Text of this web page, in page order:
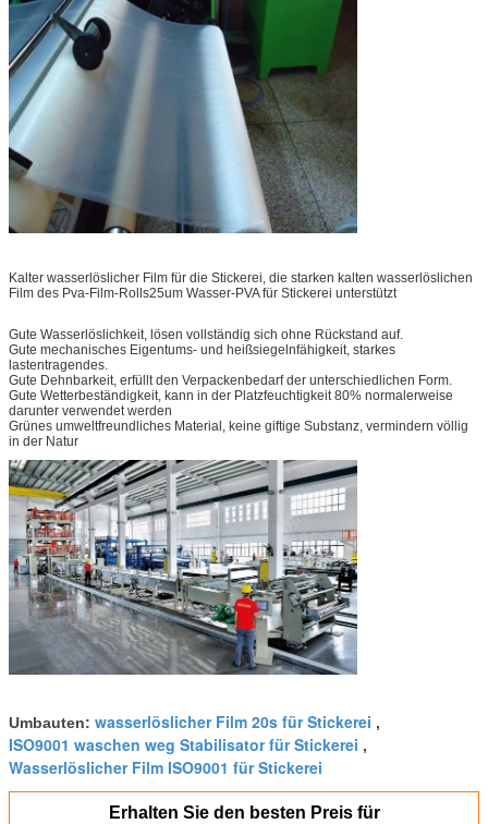
Kalter wasserlöslicher Film für die Stickerei, die starken kalten wasserlöslichen
Film des Pva-Film-Rolls25um Wasser-PVA für Stickerei unterstützt
Gute Wasserlöslichkeit, lösen vollständig sich ohne Rückstand auf.
Gute mechanisches Eigentums- und heißsiegelnfähigkeit, starkes
lastentragendes.
Gute Dehnbarkeit, erfüllt den Verpackenbedarf der unterschiedlichen Form.
Gute Wetterbeständigkeit, kann in der Platzfeuchtigkeit 80% normalerweise
darunter verwendet werden
Grünes umweltfreundliches Material, keine giftige Substanz, vermindern völlig
in der Natur
Umbauten: wasserlöslicher Film 20s für Stickerei ,
ISO9001 waschen weg Stabilisator für Stickerei ,
Wasserlöslicher Film ISO9001 für Stickerei
Erhalten Sie den besten Preis für